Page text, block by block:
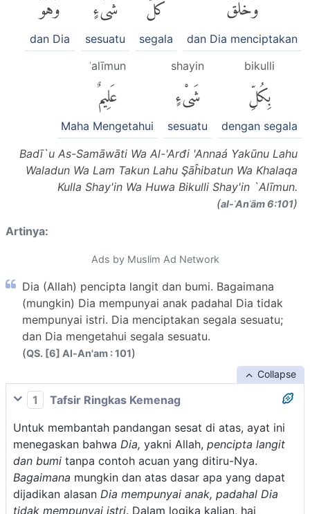
dan Dia menciptakan
segala
sesuatu
dan Dia
bikulli
بِكُلِّ
dengan segala
shayin
شَىْءٍ
sesuatu
ʿalīmun
عَلِيمٌ
Maha Mengetahui
Badī`u As-Samāwāti Wa Al-'Arđi 'Annaá Yakūnu Lahu
Waladun Wa Lam Takun Lahu Şāĥibatun Wa Khalaqa
Kulla Shay'in Wa Huwa Bikulli Shay'in `Alīmun.
(al-ʾAnʿām 6:101)
Artinya:
Ads by Muslim Ad Network
Dia (Allah) pencipta langit dan bumi. Bagaimana
(mungkin) Dia mempunyai anak padahal Dia tidak
mempunyai istri. Dia menciptakan segala sesuatu;
dan Dia mengetahui segala sesuatu.
(QS. [6] Al-An'am : 101)
Collapse
1
Tafsir Ringkas Kemenag
Untuk membantah pandangan sesat di atas, ayat ini
menegaskan bahwa Dia, yakni Allah, pencipta langit
dan bumi tanpa contoh acuan yang ditiru-Nya.
Bagaimana mungkin dan atas dasar apa yang dapat
dijadikan alasan Dia mempunyai anak, padahal Dia
tidak mempunyai istri. Dalam logika kalian, hai